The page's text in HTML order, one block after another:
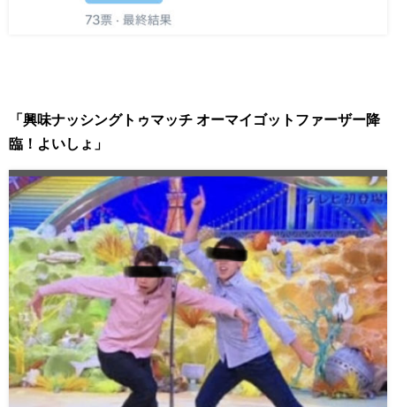
「興味ナッシングトゥマッチ オーマイゴットファーザー降
臨！よいしょ」